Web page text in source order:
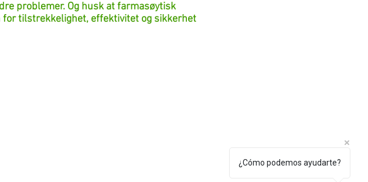
problemer. Og husk at farmasøytisk
tilstrekkelighet, effektivitet og sikkerhet
¿Cómo podemos ayudarte?